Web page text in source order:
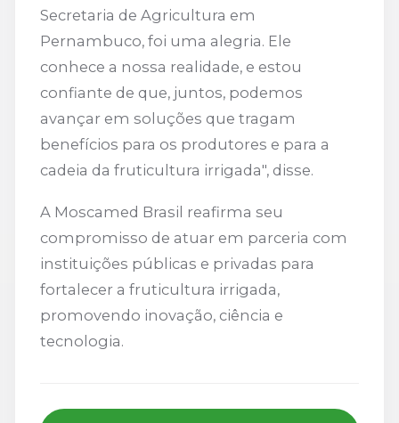
Secretaria de Agricultura em
Pernambuco, foi uma alegria. Ele
conhece a nossa realidade, e estou
confiante de que, juntos, podemos
avançar em soluções que tragam
benefícios para os produtores e para a
cadeia da fruticultura irrigada", disse.
A Moscamed Brasil reafirma seu
compromisso de atuar em parceria com
instituições públicas e privadas para
fortalecer a fruticultura irrigada,
promovendo inovação, ciência e
tecnologia.